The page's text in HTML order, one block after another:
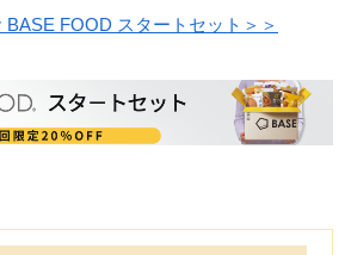
BASE FOOD スタートセット＞＞